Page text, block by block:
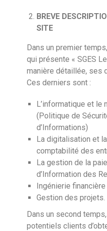
BREVE
SITE
Dans un premier
qui présente « SGES
manière détaillée, ses
Ces derniers sont :
L’informatique et le
(Politique de
d’Informations)
La digitalisation et
comptabilité des
La gestion de la
d’Information des
Ingénierie financière
Gestion des projets.
Dans un second
potentiels clients